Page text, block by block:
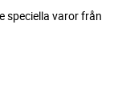
speciella varor från